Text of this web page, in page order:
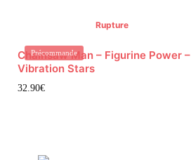
Précommande
Rupture
Chainsaw Man – Figurine Power –
Vibration Stars
32.90€